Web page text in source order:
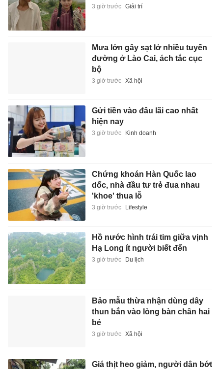
3 giờ trước Giải trí
Mưa lớn gây sạt lở nhiều tuyến
đường ở Lào Cai, ách tắc cục
bộ
3 giờ trước Xã hội
Gửi tiền vào đâu lãi cao nhất
hiện nay
3 giờ trước Kinh doanh
Chứng khoán Hàn Quốc lao
dốc, nhà đầu tư trẻ đua nhau
'khoe' thua lỗ
3 giờ trước Lifestyle
Hồ nước hình trái tim giữa vịnh
Hạ Long ít người biết đến
3 giờ trước Du lịch
Bảo mẫu thừa nhận dùng dây
thun bắn vào lòng bàn chân hai
bé
3 giờ trước Xã hội
Giá thịt heo giảm, người dân bớt